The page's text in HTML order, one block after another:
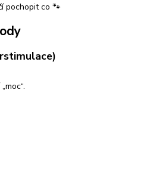
pochopit co 🐾